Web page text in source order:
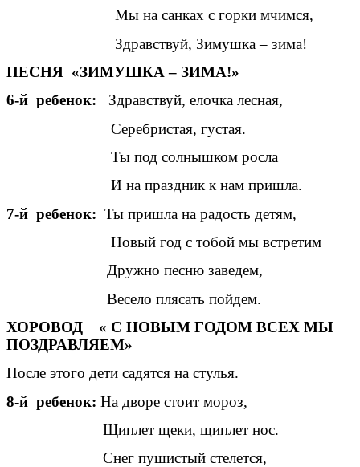
Мы на санках с горки мчимся,
Здравствуй, Зимушка – зима!
ПЕСНЯ «ЗИМУШКА – ЗИМА!»
6-й ребенок: Здравствуй, елочка лесная,
Серебристая, густая.
Ты под солнышком росла
И на праздник к нам пришла.
7-й ребенок: Ты пришла на радость детям,
Новый год с тобой мы встретим
Дружно песню заведем,
Весело плясать пойдем.
ХОРОВОД « С НОВЫМ ГОДОМ ВСЕХ МЫ
ПОЗДРАВЛЯЕМ»
После этого дети садятся на стулья.
8-й ребенок: На дворе стоит мороз,
Щиплет щеки, щиплет нос.
Снег пушистый стелется,